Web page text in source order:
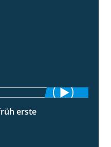
erste